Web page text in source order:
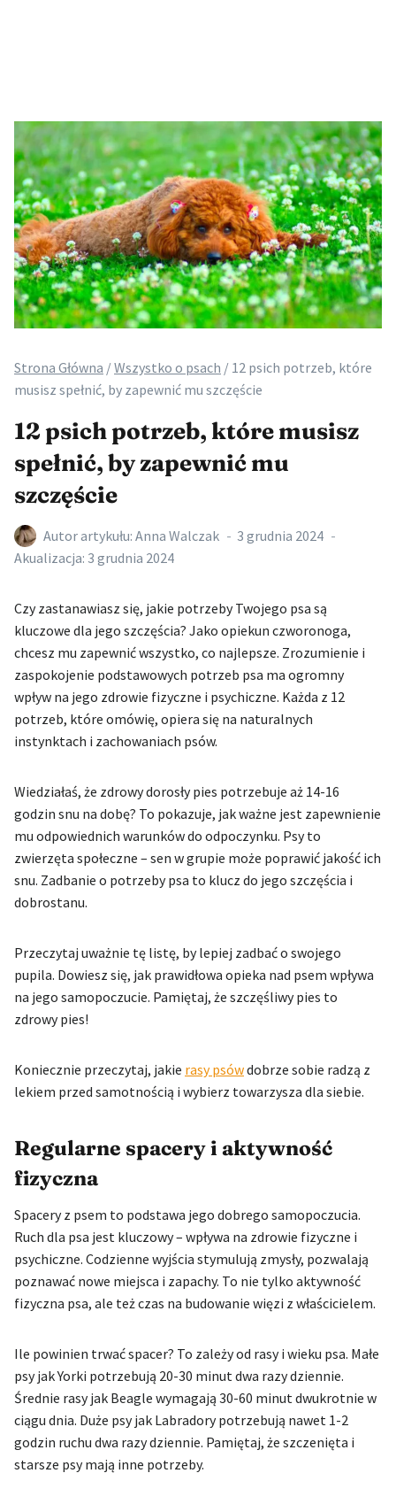
Strona Główna /Wszystko o psach / 12 psich potrzeb, które
musisz spełnić, by zapewnić mu szczęście
12 psich potrzeb, które musisz
spełnić, by zapewnić mu
szczęście
Autor artykułu: Anna Walczak
3 grudnia 2024
Akualizacja: 3 grudnia 2024
Czy zastanawiasz się, jakie potrzeby Twojego psa są
kluczowe dla jego szczęścia? Jako opiekun czworonoga,
chcesz mu zapewnić wszystko, co najlepsze. Zrozumienie i
zaspokojenie podstawowych potrzeb psa ma ogromny
wpływ na jego zdrowie fizyczne i psychiczne. Każda z 12
potrzeb, które omówię, opiera się na naturalnych
instynktach i zachowaniach psów.
Wiedziałaś, że zdrowy dorosły pies potrzebuje aż 14-16
godzin snu na dobę? To pokazuje, jak ważne jest zapewnienie
mu odpowiednich warunków do odpoczynku. Psy to
zwierzęta społeczne – sen w grupie może poprawić jakość ich
snu. Zadbanie o potrzeby psa to klucz do jego szczęścia i
dobrostanu.
Przeczytaj uważnie tę listę, by lepiej zadbać o swojego
pupila. Dowiesz się, jak prawidłowa opieka nad psem wpływa
na jego samopoczucie. Pamiętaj, że szczęśliwy pies to
zdrowy pies!
Koniecznie przeczytaj, jakie rasy psówdobrze sobie radzą z
lekiem przed samotnością i wybierz towarzysza dla siebie.
Regularne spacery i aktywność
fizyczna
Spacery z psem to podstawa jego dobrego samopoczucia.
Ruch dla psa jest kluczowy – wpływa na zdrowie fizyczne i
psychiczne. Codzienne wyjścia stymulują zmysły, pozwalają
poznawać nowe miejsca i zapachy. To nie tylko aktywność
fizyczna psa, ale też czas na budowanie więzi z właścicielem.
Ile powinien trwać spacer? To zależy od rasy i wieku psa. Małe
psy jak Yorki potrzebują 20-30 minut dwa razy dziennie.
Średnie rasy jak Beagle wymagają 30-60 minut dwukrotnie w
ciągu dnia. Duże psy jak Labradory potrzebują nawet 1-2
godzin ruchu dwa razy dziennie. Pamiętaj, że szczenięta i
starsze psy mają inne potrzeby.